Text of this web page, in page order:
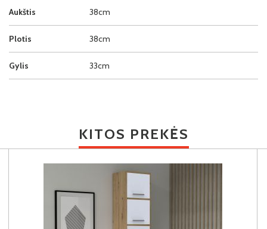
Aukštis 38cm
Plotis 38cm
Gylis 33cm
KITOS PREKĖS